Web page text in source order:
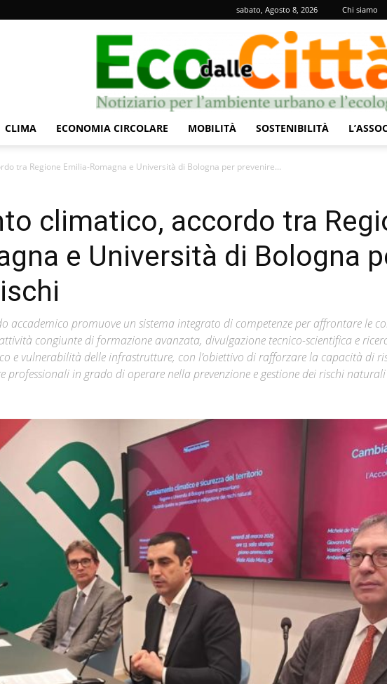
sabato, Agosto 8, 2026 Chi siamo
dalle
Città
CLIMA ECONOMIA CIRCOLARE MOBILITÀ SOSTENIBILITÀ
tra Regione Emilia-Romagna e Università di Bologna per prevenire...
climatico, accordo tra
e Università di Bologna
accademico promuove un sistema integrato di competenze per affrontare le
congiunte di formazione avanzata, divulgazione tecnico-scientifica e
e vulnerabilità delle infrastrutture, con l’obiettivo di rafforzare la capacità di
professionali in grado di operare nella prevenzione e gestione dei rischi naturali